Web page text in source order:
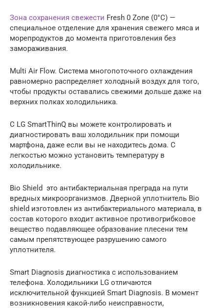
Зона сохранения свежести Fresh 0 Zone (0°C) —
специальное отделение для хранения свежего мяса и
морепродуктов до момента приготовления без
замораживания.
Multi Air Flow. Система многопоточного охлаждения
равномерно распределяет холодный воздух для того,
чтобы продукты оставались свежими дольше даже на
верхних полках холодильника.
С LG SmartThinQ вы можете контролировать и
диагностировать ваш холодильник при помощи
мартфона, даже если вы не находитесь дома. С
легкостью можно установить температуру в
холодильнике.
Bio Shield это антибактериальная преграда на пути
вредных микроорганизмов. Дверной уплотнитель Bio
shield изготовлен из антибактериального материала, в
состав которого входит активное противогрибковое
вещество подавляющее образование плесени тем
самым препятствующее разрушению самого
уплотнителя.
Smart Diagnosis диагностика с использованием
телефона. Холодильники LG отличаются
исключительной функцией Smart Diagnosis. В момент
возникновения какой-либо неисправности,